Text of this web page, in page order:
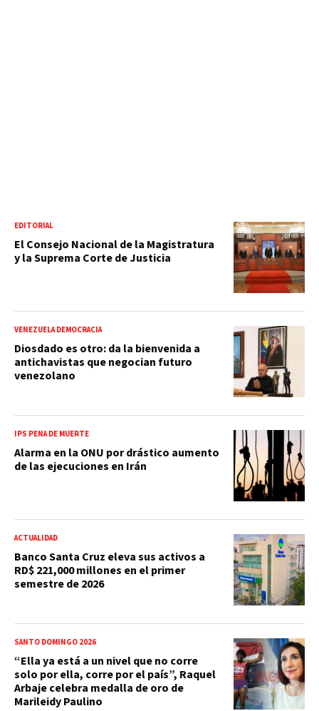
EDITORIAL
El Consejo Nacional de la Magistratura
y la Suprema Corte de Justicia
VENEZUELA DEMOCRACIA
Diosdado es otro: da la bienvenida a
antichavistas que negocian futuro
venezolano
IPS PENA DE MUERTE
Alarma en la ONU por drástico aumento
de las ejecuciones en Irán
ACTUALIDAD
Banco Santa Cruz eleva sus activos a
RD$ 221,000 millones en el primer
semestre de 2026
SANTO DOMINGO 2026
“Ella ya está a un nivel que no corre
solo por ella, corre por el país”, Raquel
Arbaje celebra medalla de oro de
Marileidy Paulino